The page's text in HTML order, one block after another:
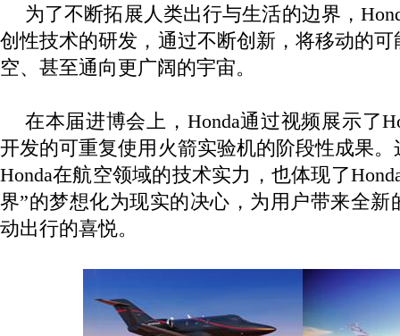
为了不断拓展人类出行与生活的边界，
创性技术的研发，通过不断创新，将移动的
空、甚至通向更广阔的宇宙。
在本届进博会上， Honda通过视频展示了
开发的可重复使用火箭实验机的阶段性成果
Honda在航空领域的技术实力，也体现了
界”的梦想化为现实的决心，为用户带来全新
动出行的喜悦。